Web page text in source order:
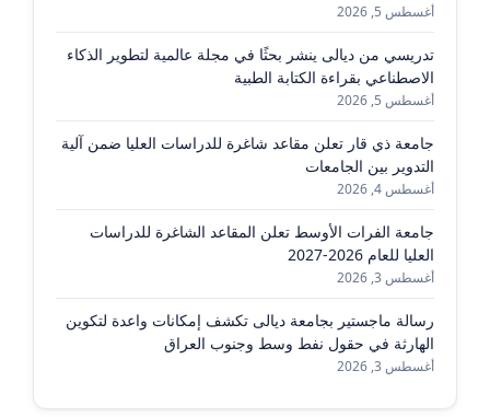
أغسطس 5, 2026
تدريسي من ديالى ينشر بحثًا في مجلة عالمية لتطوير الذكاء
الاصطناعي بقراءة الكتابة الطبية
أغسطس 5, 2026
جامعة ذي قار تعلن مقاعد شاغرة للدراسات العليا ضمن آلية
التدوير بين الجامعات
أغسطس 4, 2026
جامعة الفرات الأوسط تعلن المقاعد الشاغرة للدراسات
العليا للعام 2026-2027
أغسطس 3, 2026
رسالة ماجستير بجامعة ديالى تكشف إمكانات واعدة لتكوين
الهارثة في حقول نفط وسط وجنوب العراق
أغسطس 3, 2026